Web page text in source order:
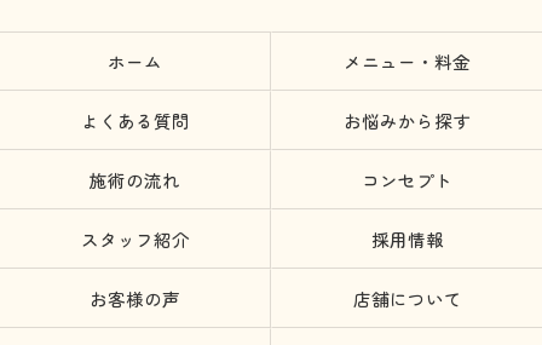
ホーム メニュー・料金
よくある質問 お悩みから探す
施術の流れ コンセプト
スタッフ紹介 採用情報
お客様の声 店舗について